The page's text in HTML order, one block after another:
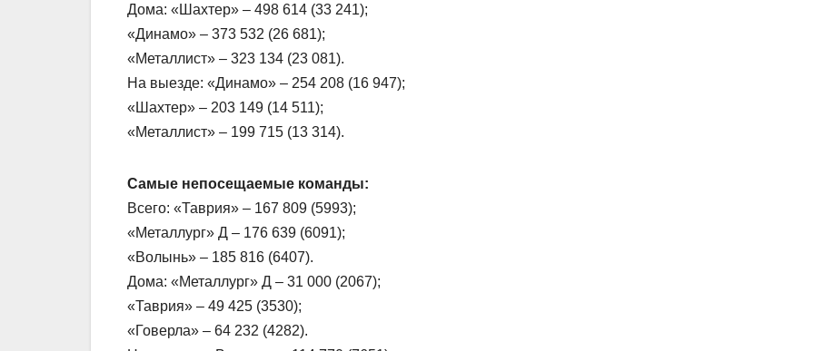
Дома: «Шахтер» – 498 614 (33 241);
«Динамо» – 373 532 (26 681);
«Металлист» – 323 134 (23 081).
На выезде: «Динамо» – 254 208 (16 947);
«Шахтер» – 203 149 (14 511);
«Металлист» – 199 715 (13 314).
Самые непосещаемые команды:
Всего: «Таврия» – 167 809 (5993);
«Металлург» Д – 176 639 (6091);
«Волынь» – 185 816 (6407).
Дома: «Металлург» Д – 31 000 (2067);
«Таврия» – 49 425 (3530);
«Говерла» – 64 232 (4282).